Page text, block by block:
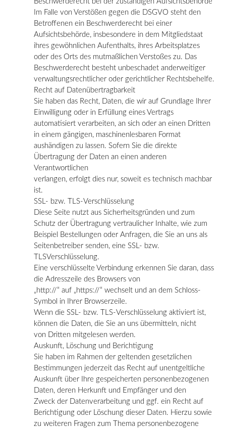
Im Falle von Verstößen gegen die DSGVO steht den
Betroffenen ein Beschwerderecht bei einer
Aufsichtsbehörde, insbesondere in dem Mitgliedstaat
ihres gewöhnlichen Aufenthalts, ihres Arbeitsplatzes
oder des Orts des mutmaßlichen Verstoßes zu. Das
Beschwerderecht besteht unbeschadet anderweitiger
verwaltungsrechtlicher oder gerichtlicher Rechtsbehelfe.
Recht auf Datenübertragbarkeit
Sie haben das Recht, Daten, die wir auf Grundlage Ihrer
Einwilligung oder in Erfüllung eines Vertrags
automatisiert verarbeiten, an sich oder an einen Dritten
in einem gängigen, maschinenlesbaren Format
aushändigen zu lassen. Sofern Sie die direkte
Übertragung der Daten an einen anderen
Verantwortlichen
verlangen, erfolgt dies nur, soweit es technisch machbar
ist.
SSL- bzw. TLS-Verschlüsselung
Diese Seite nutzt aus Sicherheitsgründen und zum
Schutz der Übertragung vertraulicher Inhalte, wie zum
Beispiel Bestellungen oder Anfragen, die Sie an uns als
Seitenbetreiber senden, eine SSL- bzw.
TLSVerschlüsselung.
Eine verschlüsselte Verbindung erkennen Sie daran, dass
die Adresszeile des Browsers von
„http://“ auf „https://“ wechselt und an dem Schloss-
Symbol in Ihrer Browserzeile.
Wenn die SSL- bzw. TLS-Verschlüsselung aktiviert ist,
können die Daten, die Sie an uns übermitteln, nicht
von Dritten mitgelesen werden.
Auskunft, Löschung und Berichtigung
Sie haben im Rahmen der geltenden gesetzlichen
Bestimmungen jederzeit das Recht auf unentgeltliche
Auskunft über Ihre gespeicherten personenbezogenen
Daten, deren Herkunft und Empfänger und den
Zweck der Datenverarbeitung und ggf. ein Recht auf
Berichtigung oder Löschung dieser Daten. Hierzu sowie
zu weiteren Fragen zum Thema personenbezogene